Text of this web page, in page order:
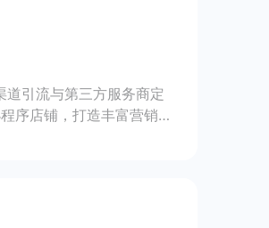
引流与第三方服务商定
序店铺，打造丰富营销与